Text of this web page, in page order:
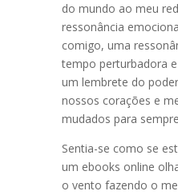
do mundo ao meu
ressonância
comigo, uma
tempo perturbadora
um lembrete do
nossos corações e
mudados para
Sentia-se como se
um ebooks online
o vento fazendo o